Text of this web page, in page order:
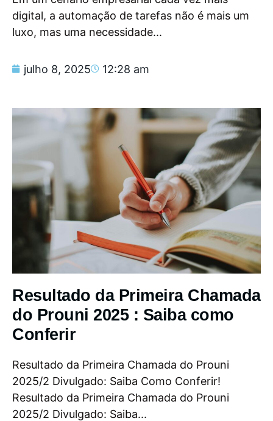
digital, a automação de tarefas não é mais um
luxo, mas uma necessidade...
julho 8, 2025 12:28 am
Resultado da Primeira Chamada
do Prouni 2025 : Saiba como
Conferir
Resultado da Primeira Chamada do Prouni
2025/2 Divulgado: Saiba Como Conferir!
Resultado da Primeira Chamada do Prouni
2025/2 Divulgado: Saiba...